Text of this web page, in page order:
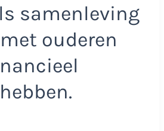
samenleving
ouderen